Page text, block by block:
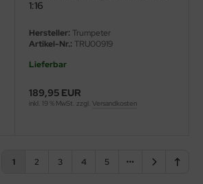
1:16
Hersteller: Trumpeter
Artikel-Nr.: TRU00919
Lieferbar
189,95 EUR
inkl. 19 % MwSt. zzgl. Versandkosten
1 2 3 4 5